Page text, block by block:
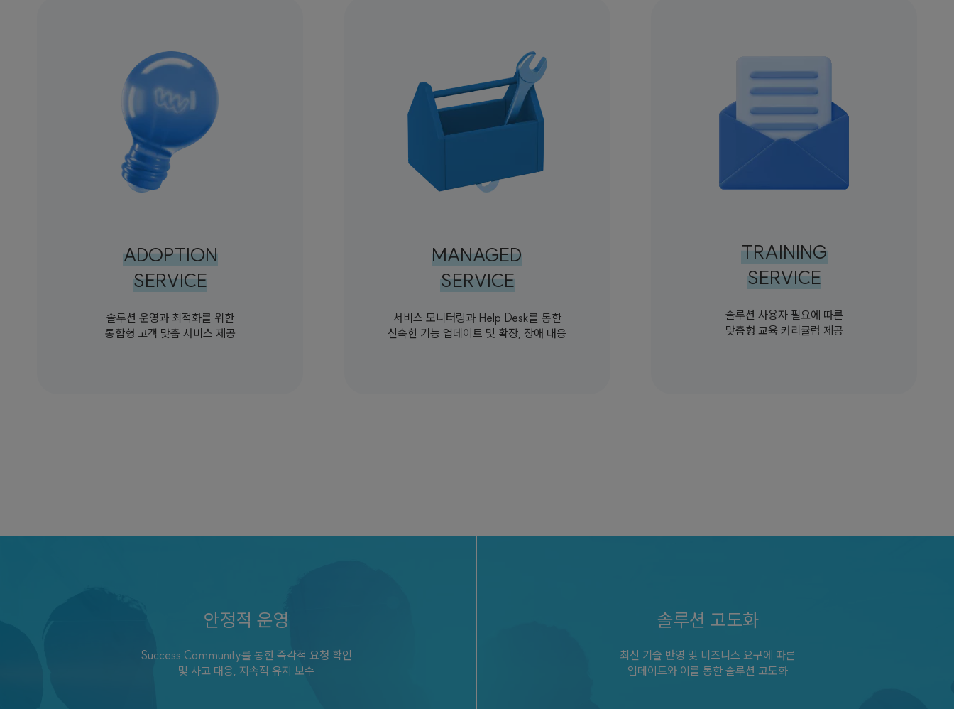
ADOPTION
SERVICE
솔루션 운영과 최적화를 위한
통합형 고객 맞춤 서비스 제공
MANAGED
SERVICE
서비스 모니터링과 Help Desk를 통한
신속한 기능 업데이트 및 확장, 장애 대응
TRAINING
SERVICE
솔루션 사용자 필요에 따른
맞춤형 교육 커리큘럼 제공
안정적 운영
Success Community를 통한 즉각적 요청 확인
및 사고 대응, 지속적 유지 보수
솔루션 고도화
최신 기술 반영 및 비즈니스 요구에 따른
업데이트와 이를 통한 솔루션 고도화